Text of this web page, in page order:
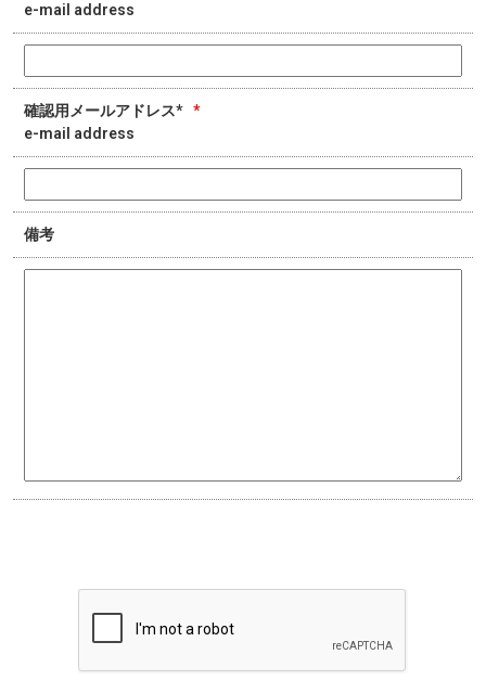
e-mail address
確認用メールアドレス*
*
e-mail address
備考